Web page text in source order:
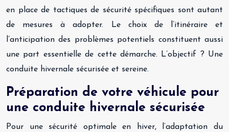
en place de tactiques de sécurité spécifiques sont autant
de mesures à adopter. Le choix de l’itinéraire et
l’anticipation des problèmes potentiels constituent aussi
une part essentielle de cette démarche. L’objectif ? Une
conduite hivernale sécurisée et sereine.
Préparation de votre véhicule pour
une conduite hivernale sécurisée
Pour une sécurité optimale en hiver, l’adaptation du